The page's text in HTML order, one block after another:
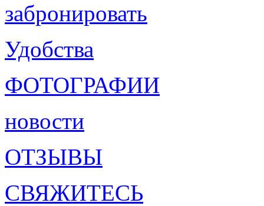
забронировать
Удобства
ФОТОГРАФИИ
новости
ОТЗЫВЫ
СВЯЖИТЕСЬ